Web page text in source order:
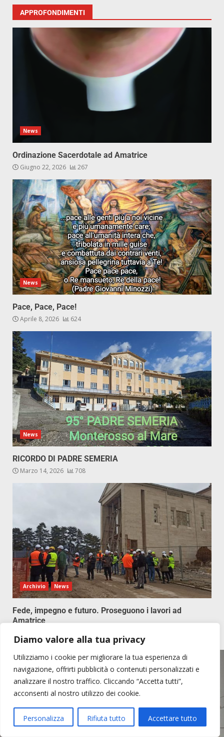
Diamo valore alla tua privacy
Utilizziamo i cookie per migliorare la tua esperienza di
navigazione, offrirti pubblicità o contenuti personalizzati e
analizzare il nostro traffico. Cliccando “Accetta tutti”,
acconsenti al nostro utilizzo dei cookie.
Personalizza Rifiuta tutto Accettare tutto
APPROFONDIMENTI
News
Ordinazione Sacerdotale ad Amatrice
Giugno 22, 2026 267
News
Pace, Pace, Pace!
Aprile 8, 2026 624
News
RICORDO DI PADRE SEMERIA
Marzo 14, 2026 708
Archivio News
Fede, impegno e futuro. Proseguono i lavori ad
Amatrice
ONPMI
Opera Nazionale per
il Mezzogiorno d'Italia